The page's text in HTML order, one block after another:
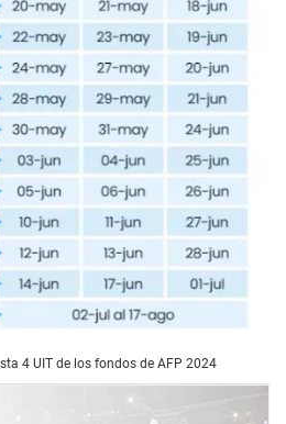
4 UIT de los fondos de AFP 2024